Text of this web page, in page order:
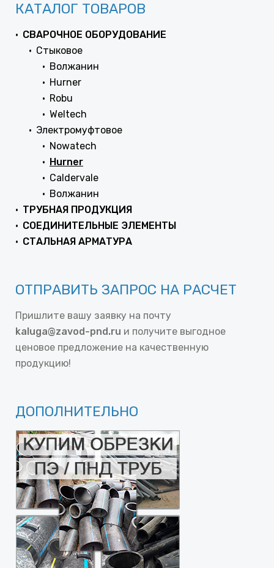
КАТАЛОГ ТОВАРОВ
СВАРОЧНОЕ ОБОРУДОВАНИЕ
Стыковое
Волжанин
Hurner
Robu
Weltech
Электромуфтовое
Nowatech
Hurner
Caldervale
Волжанин
ТРУБНАЯ ПРОДУКЦИЯ
СОЕДИНИТЕЛЬНЫЕ ЭЛЕМЕНТЫ
СТАЛЬНАЯ АРМАТУРА
ОТПРАВИТЬ ЗАПРОС НА РАСЧЕТ
Пришлите вашу заявку на почту
kaluga@zavod-pnd.ru и получите выгодное
ценовое предложение на качественную
продукцию!
ДОПОЛНИТЕЛЬНО